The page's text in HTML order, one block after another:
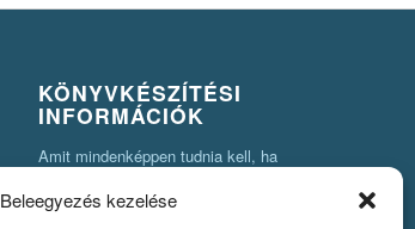
Beleegyezés kezelése
KÖNYVKÉSZÍTÉSI
INFORMÁCIÓK
Amit mindenképpen tudnia kell, ha